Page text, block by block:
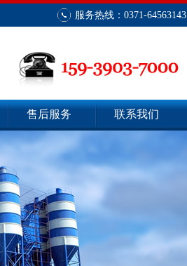
服务热线：0371-64563143
售后服务 联系我们